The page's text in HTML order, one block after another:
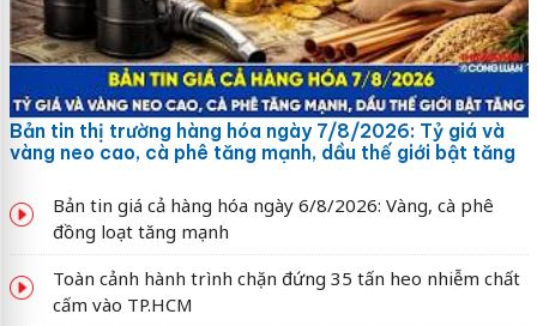
Bản tin thị trường hàng hóa ngày 7/8/2026: Tỷ giá và
vàng neo cao, cà phê tăng mạnh, dầu thế giới bật tăng
Bản tin giá cả hàng hóa ngày 6/8/2026: Vàng, cà phê
đồng loạt tăng mạnh
Toàn cảnh hành trình chặn đứng 35 tấn heo nhiễm chất
cấm vào TP.HCM